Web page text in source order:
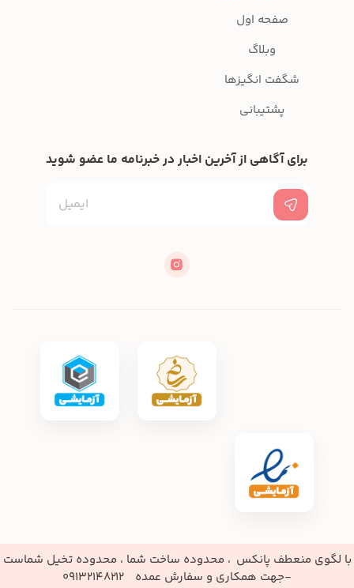
صفحه اول
وبلاگ
شگفت انگیزها
پشتیبانی
برای آگاهی از آخرین اخبار در خبرنامه ما عضو شوید
با لگوی منعطف پانکس ، محدوده ساخت شما ، محدوده تخیل شماست
-جهت همکاری و سفارش عمده 09132148212